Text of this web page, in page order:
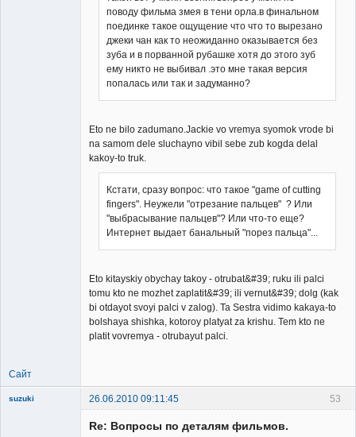
поводу фильма змея в тени орла.в финальном
поединке такое ощущение что что то вырезано
джеки чан как то неожиданно оказывается без
зуба и в порванной рубашке хотя до этого зуб
ему никто не выбивал .это мне такая версия
попалась или так и задуманно?
Eto ne bilo zadumano.Jackie vo vremya syomok vrode bi
na samom dele sluchayno vibil sebe zub kogda delal
kakoy-to truk.
Кстати, сразу вопрос: что такое "game of cutting
fingers". Неужели "отрезание пальцев" ? Или
"выбрасывание пальцев"? Или что-то еще?
Интернет выдает банальный "порез пальца"...
Eto kitayskiy obychay takoy - otrubat&#39; ruku ili palci
tomu kto ne mozhet zaplatit&#39; ili vernut&#39; dolg (kak
bi otdayot svoyi palci v zalog). Ta Sestra vidimo kakaya-to
bolshaya shishka, kotoroy platyat za krishu. Tem kto ne
platit vovremya - otrubayut palci.
Сайт
53
suzuki 26.06.2010 09:11:45
Re: Вопросы по деталям фильмов.